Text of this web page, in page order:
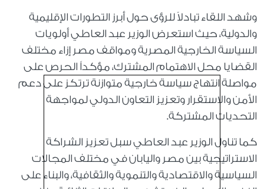
وشهد اللقاء تبادلاً للرؤى حول أبرز التطورات الإقليمية
والدولية، حيث استعرض الوزير عبد العاطي أولويات
السياسة الخارجية المصرية ومواقف مصر إزاء مختلف
القضايا محل الاهتمام المشترك، مؤكداً الحرص على
مواصلة انتهاج سياسة خارجية متوازنة ترتكز على دعم
الأمن والاستقرار وتعزيز التعاون الدولي لمواجهة
التحديات المشتركة.
كما تناول الوزير عبد العاطي سبل تعزيز الشراكة
الاستراتيجية بين مصر واليابان في مختلف المجالات
السياسية والاقتصادية والتنموية والثقافية، والبناء على